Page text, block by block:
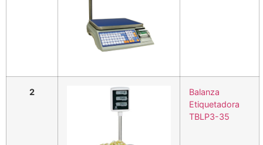
2
Balanza
Etiquetadora
TBLP3-35